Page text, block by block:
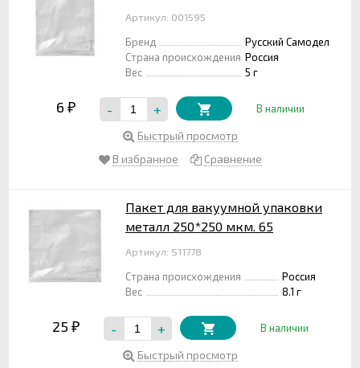
Артикул: 001595
Бренд
Русский Самодел
Страна происхождения Россия
Вес
5 г
6 ₽ - + В наличии
Быстрый просмотр
В избранное
Сравнение
Пакет для вакуумной упаковки
металл 250*250 мкм. 65
Артикул: S11778
Страна происхождения
Россия
Вес
8.1 г
25 ₽ - + В наличии
Быстрый просмотр